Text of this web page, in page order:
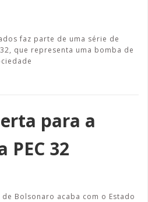
faz parte de uma série de
que representa uma bomba de
para a
PEC 32
Bolsonaro acaba com o Estado